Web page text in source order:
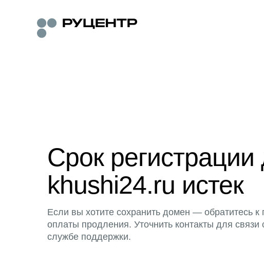
Срок
khushi24.ru истек
Если вы хотите сохранить домен — обратитесь к
оплаты продления. Уточнить контакты для
службе поддержки.